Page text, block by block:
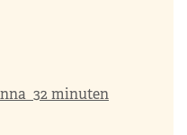
32 minuten